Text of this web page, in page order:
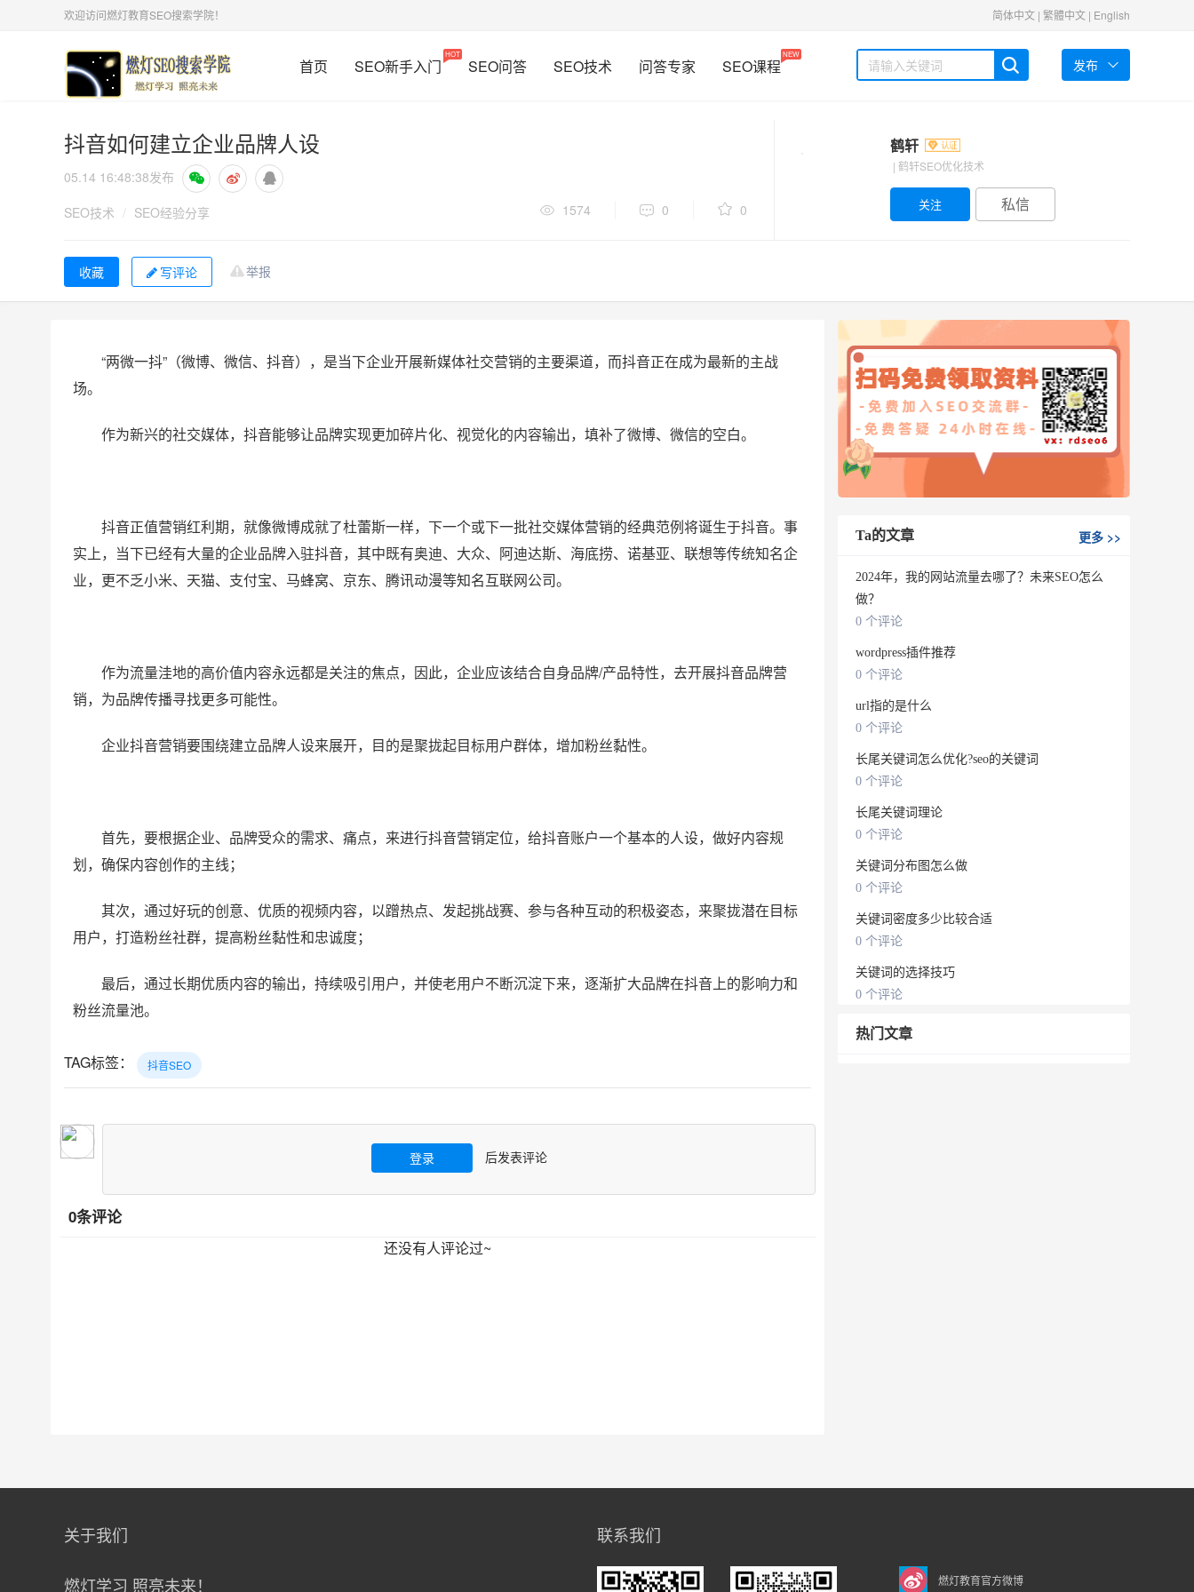
欢迎访问燃灯教育SEO搜索学院！ 简体中文 | 繁體中文 | English
首页 SEO新手入门
HOT
SEO问答 SEO技术 问答专家 SEO课程
NEW
发布
抖音如何建立企业品牌人设
05.14 16:48:38发布
SEO技术 / SEO经验分享 1574 0 0
鹤轩
| 鹤轩SEO优化技术
私信
举报
写评论
“两微一抖”（微博、微信、抖音），是当下企业开展新媒体社交营销的主要渠道，而抖音正在成为最新的主战
场。
作为新兴的社交媒体，抖音能够让品牌实现更加碎片化、视觉化的内容输出，填补了微博、微信的空白。
抖音正值营销红利期，就像微博成就了杜蕾斯一样，下一个或下一批社交媒体营销的经典范例将诞生于抖音。事
实上，当下已经有大量的企业品牌入驻抖音，其中既有奥迪、大众、阿迪达斯、海底捞、诺基亚、联想等传统知名企
业，更不乏小米、天猫、支付宝、马蜂窝、京东、腾讯动漫等知名互联网公司。
作为流量洼地的高价值内容永远都是关注的焦点，因此，企业应该结合自身品牌/产品特性，去开展抖音品牌营
销，为品牌传播寻找更多可能性。
企业抖音营销要围绕建立品牌人设来展开，目的是聚拢起目标用户群体，增加粉丝黏性。
首先，要根据企业、品牌受众的需求、痛点，来进行抖音营销定位，给抖音账户一个基本的人设，做好内容规
划，确保内容创作的主线；
其次，通过好玩的创意、优质的视频内容，以蹭热点、发起挑战赛、参与各种互动的积极姿态，来聚拢潜在目标
用户，打造粉丝社群，提高粉丝黏性和忠诚度；
最后，通过长期优质内容的输出，持续吸引用户，并使老用户不断沉淀下来，逐渐扩大品牌在抖音上的影响力和
粉丝流量池。
TAG标签： 抖音SEO
登录 后发表评论
0条评论
还没有人评论过~
Ta的文章 更多>>
2024年，我的网站流量去哪了？未来SEO怎么
做？
0 个评论
wordpress插件推荐
0 个评论
url指的是什么
0 个评论
长尾关键词怎么优化?seo的关键词
0 个评论
长尾关键词理论
0 个评论
关键词分布图怎么做
0 个评论
关键词密度多少比较合适
0 个评论
关键词的选择技巧
0 个评论
热门文章
关于我们
燃灯学习 照亮未来！
联系我们
燃灯教育官方微博